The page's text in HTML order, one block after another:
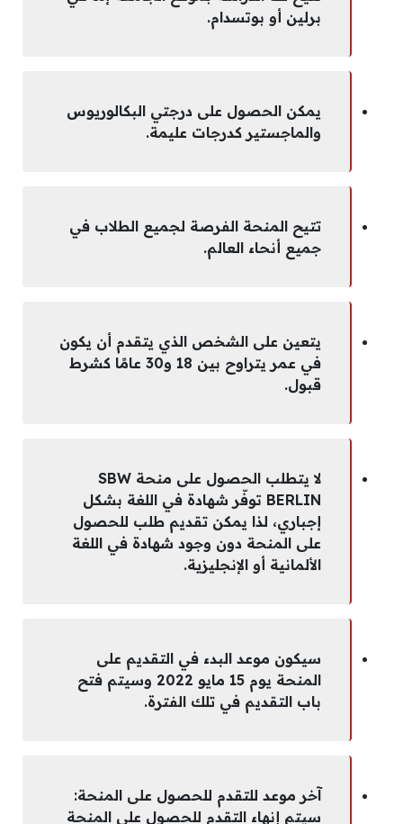
برلين أو بوتسدام.
يمكن الحصول على درجتي البكالوريوس
والماجستير كدرجات عليمة.
تتيح المنحة الفرصة لجميع الطلاب في
جميع أنحاء العالم.
يتعين على الشخص الذي يتقدم أن يكون
في عمر يتراوح بين 18 و30 عامًا كشرط
قبول.
لا يتطلب الحصول على منحة SBW
BERLIN توفّر شهادة في اللغة بشكل
إجباري، لذا يمكن تقديم طلب للحصول
على المنحة دون وجود شهادة في اللغة
الألمانية أو الإنجليزية.
سيكون موعد البدء في التقديم على
المنحة يوم 15 مايو 2022 وسيتم فتح
باب التقديم في تلك الفترة.
آخر موعد للتقدم للحصول على المنحة:
سيتم إنهاء التقدم للحصول على المنحة